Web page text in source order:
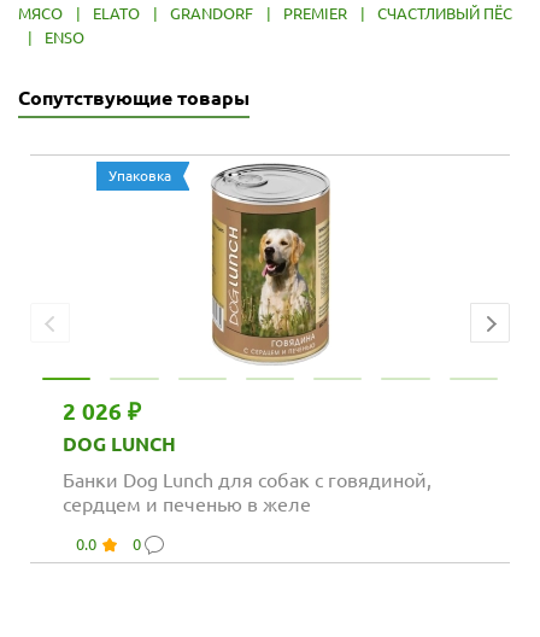
МЯСО
ELATO GRANDORF PREMIER
СЧАСТЛИВЫЙ ПЁС
ENSO
Сопутствующие товары
Упаковка
2 026 ₽
DOG LUNCH
Банки Dog Lunch для собак с говядиной,
сердцем и печенью в желе
0.0 0